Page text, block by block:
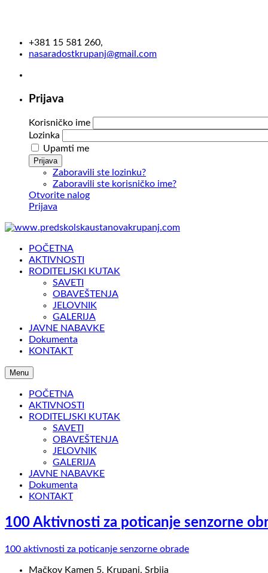
+381 15 581 260,
nasaradostkrupanj@gmail.com
Prijava
Korisničko ime
Lozinka
Upamti me
Prijava
Zaboravili ste lozinku?
Zaboravili ste korisničko ime?
Otvorite nalog
Prijava
POČETNA
AKTIVNOSTI
RODITELJSKI KUTAK
SAVETI
OBAVEŠTENJA
JELOVNIK
GALERIJA
JAVNE NABAVKE
Dokumenta
KONTAKT
Menu
POČETNA
AKTIVNOSTI
RODITELJSKI KUTAK
SAVETI
OBAVEŠTENJA
JELOVNIK
GALERIJA
JAVNE NABAVKE
Dokumenta
KONTAKT
100 Aktivnosti za poticanje senzorne
100 aktivnosti za poticanje senzorne obrade
Mačkov Kamen 5, Krupanj, Srbija